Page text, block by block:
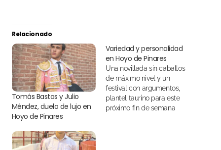
Relacionado
Tomás Bastos y Julio
Méndez, duelo de lujo en
Hoyo de Pinares
Variedad y personalidad
en Hoyo de Pinares
Una novillada sin caballos
de máximo nivel y un
festival con argumentos,
plantel taurino para este
próximo fin de semana